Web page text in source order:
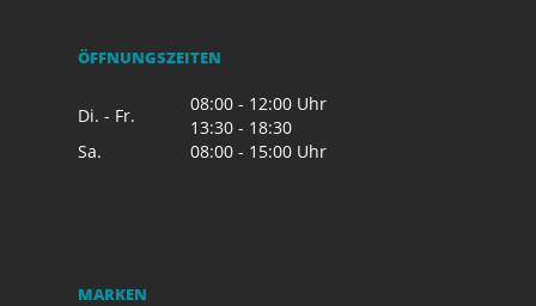
ÖFFNUNGSZEITEN
Di. - Fr.
08:00 - 12:00 Uhr
13:30 - 18:30
Sa.
08:00 - 15:00 Uhr
MARKEN